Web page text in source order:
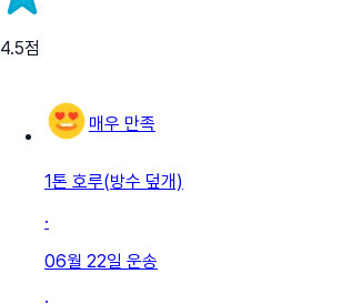
4.5점
매우 만족
1톤 호루(방수 덮개)
·
06월 22일 운송